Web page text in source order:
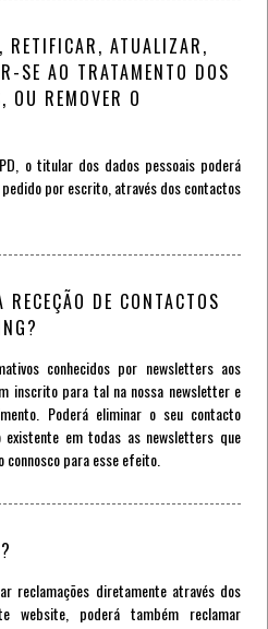
RETIFICAR, ATUALIZAR,
SE AO TRATAMENTO DOS
OU REMOVER O
o titular dos dados pessoais poderá
por escrito, através dos contactos
DE CONTACTOS
conhecidos por newsletters aos
inscrito para tal na nossa newsletter e
Poderá eliminar o seu contacto
em todas as newsletters que
connosco para esse efeito.
reclamações diretamente através dos
website, poderá também reclamar